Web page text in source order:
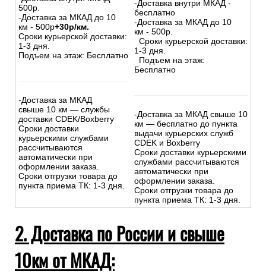
500р.
-Доставка за МКАД до 10
км - 500р+30р/км.
Сроки курьерской доставки:
1-3 дня.
Подъем на этаж: Бесплатно
-Доставка за МКАД
свыше 10 км — службы
доставки CDEK/Boxberry
Сроки доставки
курьерскими службами
рассчитываются
автоматически при
оформлении заказа.
Сроки отгрузки товара до
пункта приема ТК: 1-3 дня.
-Доставка внутри МКАД -
бесплатно
-Доставка за МКАД до 10
км - 500р.
Сроки курьерской доставки:
1-3 дня.
Подъем на этаж:
Бесплатно
-Доставка за МКАД свыше 10
км — бесплатно до пункта
выдачи курьерских служб
CDEK и Boxberry
Сроки доставки курьерскими
службами рассчитываются
автоматически при
оформлении заказа.
Сроки отгрузки товара до
пункта приема ТК: 1-3 дня.
2. Доставка по России и свыше
10км от МКАД: